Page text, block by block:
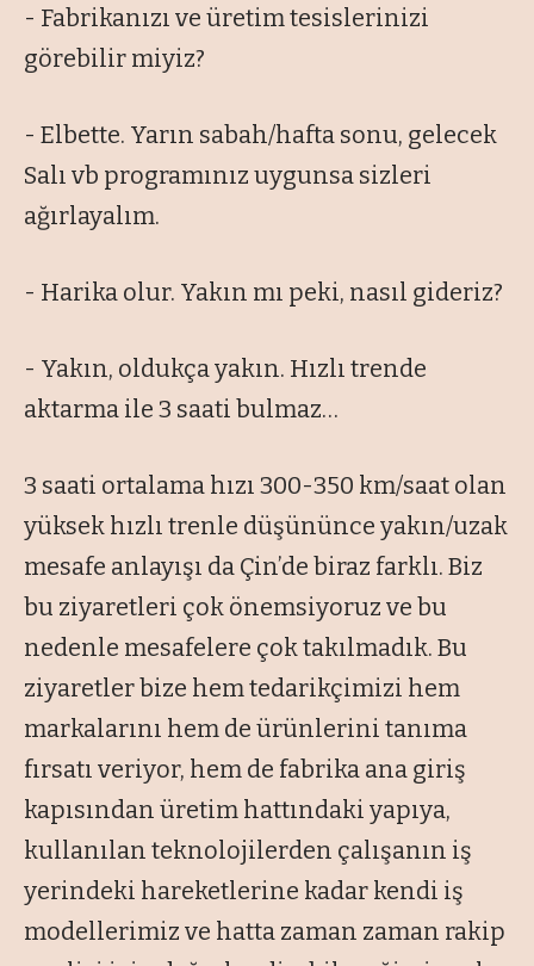
- Fabrikanızı ve üretim tesislerinizi
görebilir miyiz?
- Elbette. Yarın sabah/hafta sonu, gelecek
Salı vb programınız uygunsa sizleri
ağırlayalım.
- Harika olur. Yakın mı peki, nasıl gideriz?
- Yakın, oldukça yakın. Hızlı trende
aktarma ile 3 saati bulmaz…
3 saati ortalama hızı 300-350 km/saat olan
yüksek hızlı trenle düşününce yakın/uzak
mesafe anlayışı da Çin’de biraz farklı. Biz
bu ziyaretleri çok önemsiyoruz ve bu
nedenle mesafelere çok takılmadık. Bu
ziyaretler bize hem tedarikçimizi hem
markalarını hem de ürünlerini tanıma
fırsatı veriyor, hem de fabrika ana giriş
kapısından üretim hattındaki yapıya,
kullanılan teknolojilerden çalışanın iş
yerindeki hareketlerine kadar kendi iş
modellerimiz ve hatta zaman zaman rakip